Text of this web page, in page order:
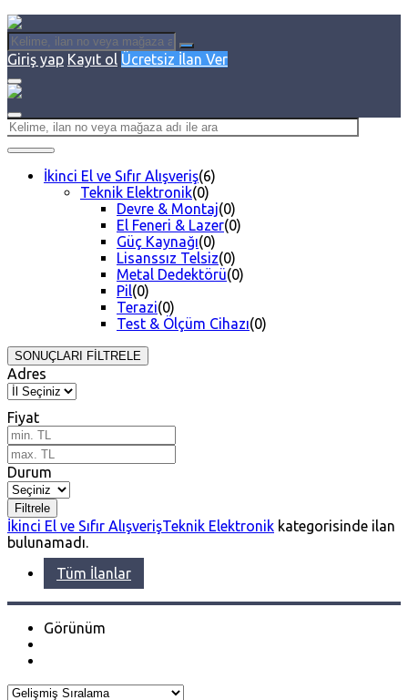
Giriş yap Kayıt ol Ücretsiz İlan Ver
İkinci El ve Sıfır Alışveriş(6)
Teknik Elektronik(0)
Devre & Montaj(0)
El Feneri & Lazer(0)
Güç Kaynağı(0)
Lisanssız Telsiz(0)
Metal Dedektörü(0)
Pil(0)
Terazi(0)
Test & Ölçüm Cihazı(0)
SONUÇLARI FİLTRELE
Adres
Fiyat
Durum
Filtrele
İkinci El ve Sıfır AlışverişTeknik Elektronik kategorisinde ilan
bulunamadı.
Tüm İlanlar
Görünüm